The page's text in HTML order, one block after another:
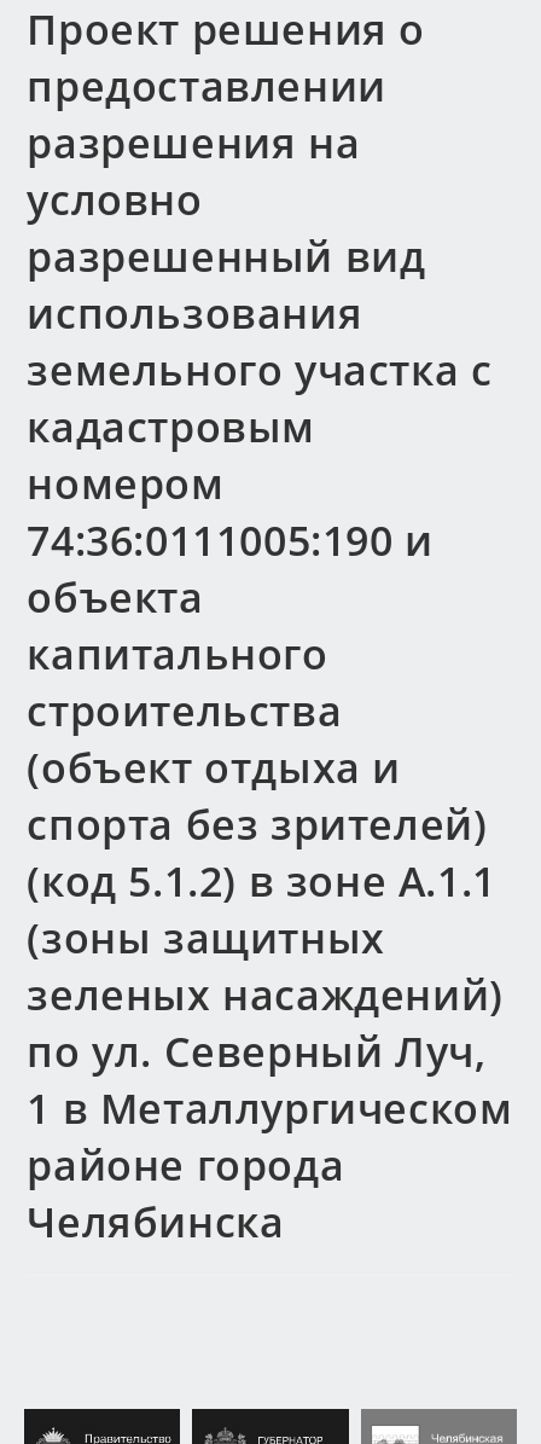
Проект решения о
предоставлении
разрешения на
условно
разрешенный вид
использования
земельного участка с
кадастровым
номером
74:36:0111005:190 и
объекта
капитального
строительства
(объект отдыха и
спорта без зрителей)
(код 5.1.2) в зоне А.1.1
(зоны защитных
зеленых насаждений)
по ул. Северный Луч,
1 в Металлургическом
районе города
Челябинска